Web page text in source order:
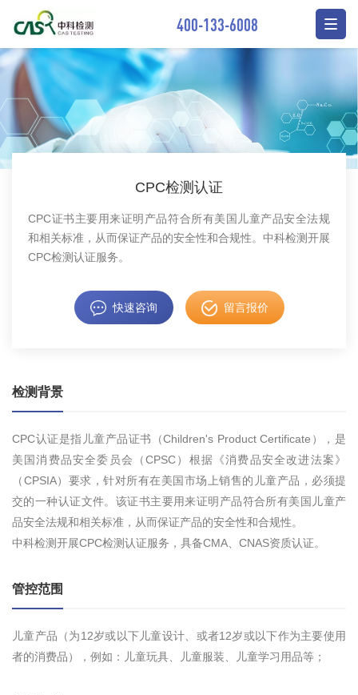
400-133-6008
CPC检测认证
CPC证书主要用来证明产品符合所有美国儿童产品安全法规
和相关标准，从而保证产品的安全性和合规性。中科检测开展
CPC检测认证服务。
快速咨询 留言报价
检测背景
CPC认证是指儿童产品证书（Children's Product Certificate），是
美国消费品安全委员会（CPSC）根据《消费品安全改进法案》
（CPSIA）要求，针对所有在美国市场上销售的儿童产品，必须提
交的一种认证文件。该证书主要用来证明产品符合所有美国儿童产
品安全法规和相关标准，从而保证产品的安全性和合规性。
中科检测开展CPC检测认证服务，具备CMA、CNAS资质认证。
管控范围
儿童产品（为12岁或以下儿童设计、或者12岁或以下作为主要使用
者的消费品），例如：儿童玩具、儿童服装、儿童学习用品等；